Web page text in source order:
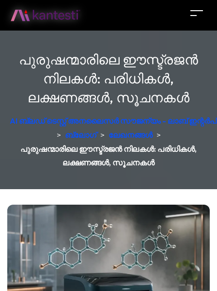
പുരുഷന്മാരിലെ ഈസ്ട്രജൻ
നിലകൾ: പരിധികൾ,
ലക്ഷണങ്ങൾ, സൂചനകൾ
AI ബ്ലഡ് ടെസ്റ്റ് അനലൈസർ സൗജന്യം - ലാബ്
> ബ്ലോഗ് > ലേഖനങ്ങൾ >
പുരുഷന്മാരിലെ ഈസ്ട്രജൻ നിലകൾ: പരിധികൾ,
ലക്ഷണങ്ങൾ, സൂചനകൾ